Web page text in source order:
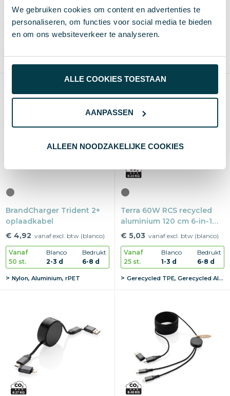
We gebruiken cookies om content en advertenties te
personaliseren, om functies voor social media te bieden
en om ons websiteverkeer te analyseren.
ALLE COOKIES TOESTAAN
AANPASSEN
ALLEEN NOODZAKELIJKE COOKIES
oplaadkabel
€ 4,80 vanaf excl. btw (blanco)
Vanaf
Blanco
Bedrukt
licht REEVES-PUHALANI
€ 4,81 vanaf excl. btw (blanco)
Vanaf
BrandCharger Trident 2+
oplaadkabel
€ 4,92 vanaf excl. btw (blanco)
Vanaf
50 st.
Blanco
2-3 d
Bedrukt
6-8 d
Nylon, Aluminium, rPET
Terra 60W RCS recycled
aluminium 120 cm 6-in-1
kabel
€ 5,03 vanaf excl. btw (blanco)
Vanaf
25 st.
Blanco
1-3 d
Bedrukt
6-8 d
Gerecycled TPE, Gerecycled Aluminium